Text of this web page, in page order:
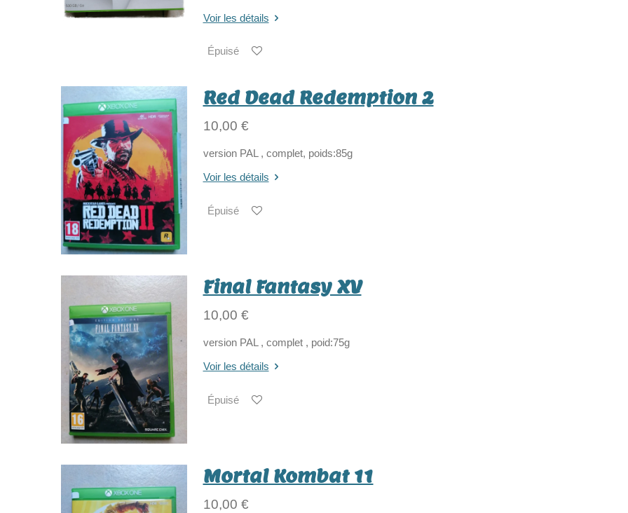
Voir les détails
Épuisé
Red Dead Redemption 2
10,00 €
version PAL , complet, poids:85g
Voir les détails
Épuisé
Final Fantasy XV
10,00 €
version PAL , complet , poid:75g
Voir les détails
Épuisé
Mortal Kombat 11
10,00 €